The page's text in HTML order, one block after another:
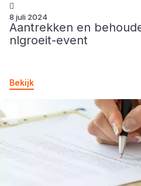
8 juli 2024
Aantrekken en
nlgroeit-event
Bekijk